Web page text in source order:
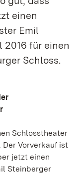
einen
Emil
2016 für einen
Schloss.
Schlosstheater
Vorverkauf ist
jetzt einen
Steinberger